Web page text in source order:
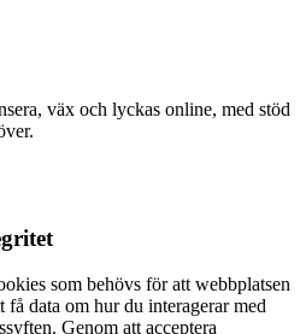
väx och lyckas online, med stöd
som behövs för att webbplatsen
data om hur du interagerar med
Genom att acceptera